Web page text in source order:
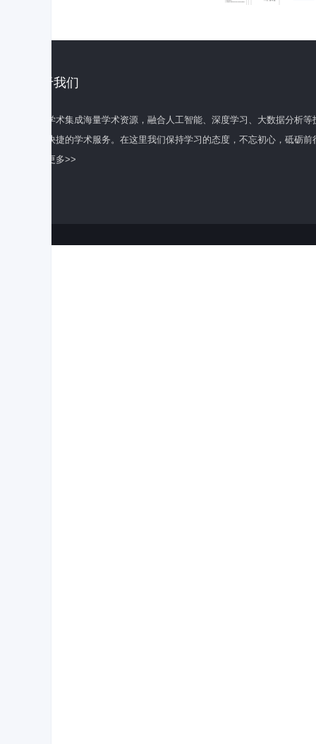
关于我们
百度学术集成海量学术资源，融合人工智能、深度学习、大数据分析
全面快捷的学术服务。在这里我们保持学习的态度，不忘初心，砥砺前
了解更多>>